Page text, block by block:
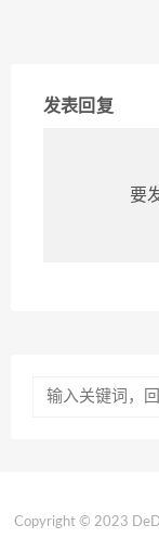
发表回复
要
Copyright © 2023